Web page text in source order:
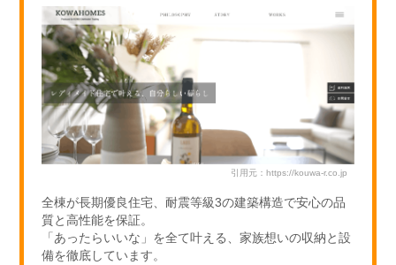
o
引用元：https://kouwa-r.co.jp
全棟が長期優良住宅、耐震等級3の建築構造で安心の品
質と高性能を保証。
「あったらいいな」を全て叶える、家族想いの収納と設
備を徹底しています。